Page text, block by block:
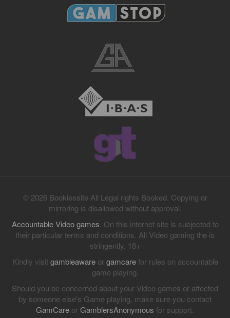
© 2026 Bookiessite All Legal rights Booked. Copying or
mirroring is disallowed without approval.
Accountable Video games . On this internet site is subjected to
their particular terms and conditions. All Video gaming the is
stringently. 18+
Kindly visitgambleawareorgamcarefor rules on accountable
game playing.
Should you be concerned about your Video games or affected
by someone else's Game playing, make sure you contact
GamCare orGamblersAnonymous for support.